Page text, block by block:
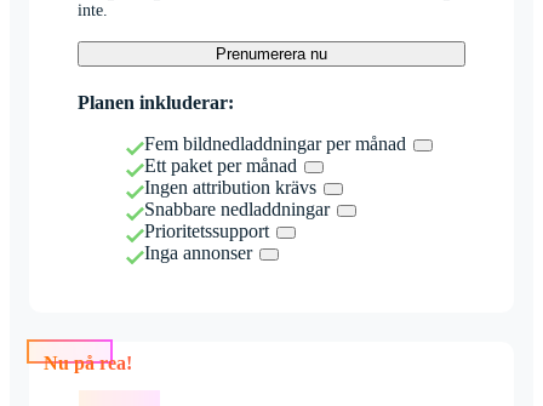
inte.
Prenumerera nu
Planen inkluderar:
Fem bildnedladdningar per månad
Ett paket per månad
Ingen attribution krävs
Snabbare nedladdningar
Prioritetssupport
Inga annonser
Nu på rea!